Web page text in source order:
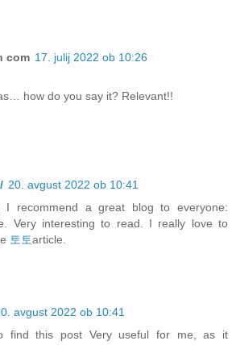
com 17. julij 2022 ob 10:26
how do you say it? Relevant!!
20. avgust 2022 ob 10:41
I recommend a great blog to everyone:
Very interesting to read. I really love to
토토article.
avgust 2022 ob 10:41
find this post Very useful for me, as it